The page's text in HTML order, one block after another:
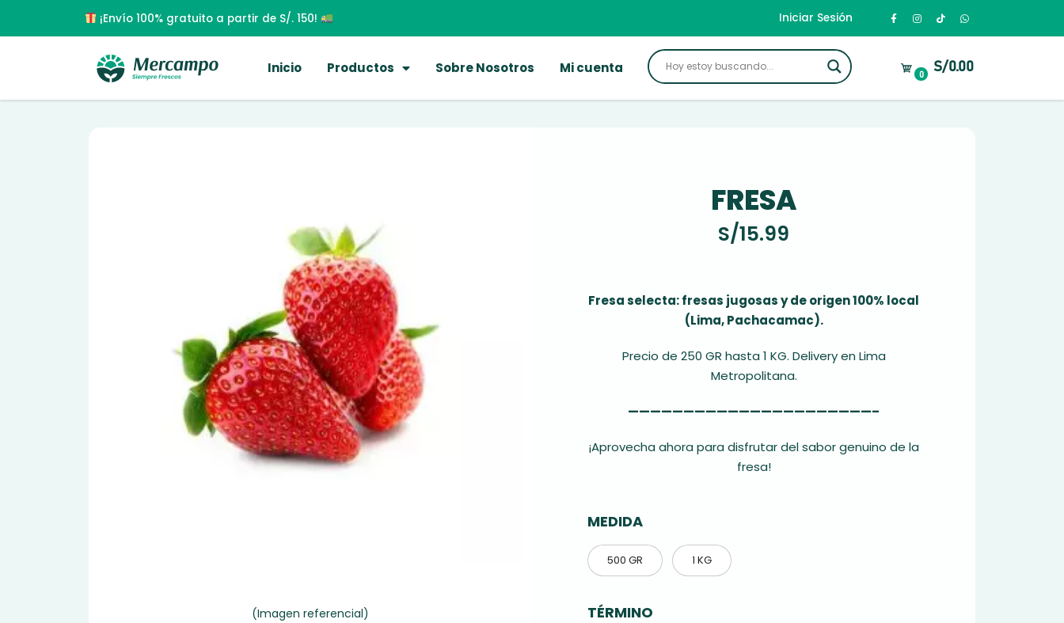
¡Envío 100% gratuito a partir de S/. 150! Iniciar Sesión
Inicio Productos Sobre Nosotros Mi cuenta 0 S/0.00
(Imagen referencial)
FRESA
S/15.99
Fresa selecta: fresas jugosas y de origen 100% local
(Lima, Pachacamac).
Precio de 250 GR hasta 1 KG. Delivery en Lima
Metropolitana.
——————————————————————–
¡Aprovecha ahora para disfrutar del sabor genuino de la
fresa!
MEDIDA
500 GR 1 KG
TÉRMINO